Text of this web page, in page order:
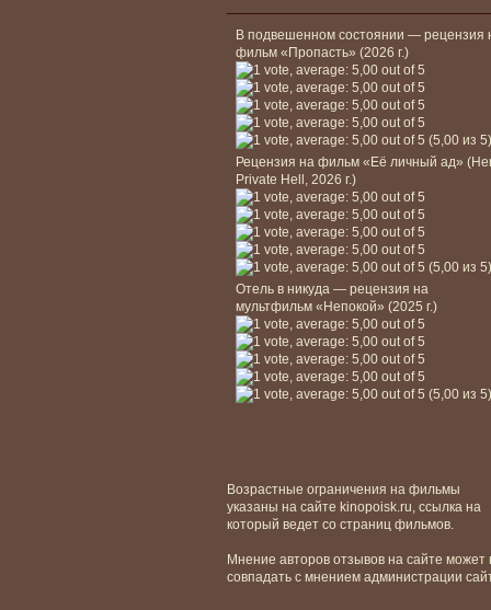
В подвешенном состоянии — рецензия
фильм «Пропасть» (2026 г.)
(5,00 из 5)
Рецензия на фильм «Её личный ад»
Private Hell, 2026 г.)
(5,00 из 5)
Отель в никуда — рецензия на
мультфильм «Непокой» (2025 г.)
(5,00 из 5)
Возрастные ограничения на фильмы
указаны на сайте kinopoisk.ru, ссылка на
который ведет со страниц фильмов.
Мнение авторов отзывов на сайте может
совпадать с мнением администрации